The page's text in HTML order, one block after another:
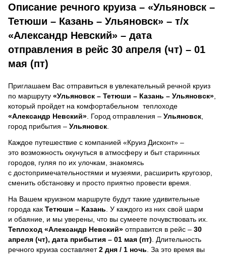
Описание речного круиза – «Ульяновск –
Тетюши – Казань – Ульяновск» – т/х
«Александр Невский» – дата
отправления в рейс 30 апреля (чт) – 01
мая (пт)
Приглашаем Вас отправиться в увлекательный речной круиз
по маршруту «Ульяновск – Тетюши – Казань – Ульяновск»
который пройдет на комфортабельном теплоходе
«Александр Невский» . Город отправления – Ульяновск
город прибытия – Ульяновск
Каждое путешествие с компанией «Круиз Дисконт» –
это возможность окунуться в атмосферу и быт старинных
городов, гуляя по их улочкам, знакомясь
с достопримечательностями и музеями, расширить кругозор,
сменить обстановку и просто приятно провести время.
На Вашем круизном маршруте будут такие удивительные
города как Тетюши – Казань . У каждого из них свой шарм
и обаяние, и мы уверены, что вы сумеете почувствовать их.
Теплоход «Александр Невский» отправится в рейс – 30
апреля (чт), дата прибытия – 01 мая (пт) . Длительность
речного круиза составляет2 дня / 1 ночь За это время вы